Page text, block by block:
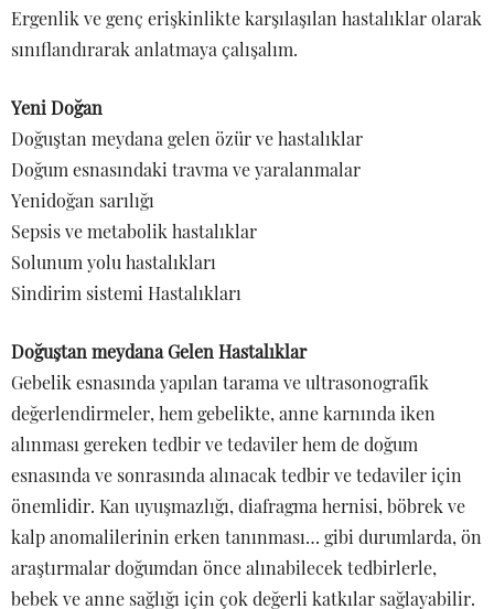
Ergenlik ve genç erişkinlikte karşılaşılan hastalıklar olarak
sınıflandırarak anlatmaya çalışalım.
Yeni Doğan
Doğuştan meydana gelen özür ve hastalıklar
Doğum esnasındaki travma ve yaralanmalar
Yenidoğan sarılığı
Sepsis ve metabolik hastalıklar
Solunum yolu hastalıkları
Sindirim sistemi Hastalıkları
Doğuştan meydana Gelen Hastalıklar
Gebelik esnasında yapılan tarama ve ultrasonografik
değerlendirmeler, hem gebelikte, anne karnında iken
alınması gereken tedbir ve tedaviler hem de doğum
esnasında ve sonrasında alınacak tedbir ve tedaviler için
önemlidir. Kan uyuşmazlığı, diafragma hernisi, böbrek ve
kalp anomalilerinin erken tanınması… gibi durumlarda, ön
araştırmalar doğumdan önce alınabilecek tedbirlerle,
bebek ve anne sağlığı için çok değerli katkılar sağlayabilir.